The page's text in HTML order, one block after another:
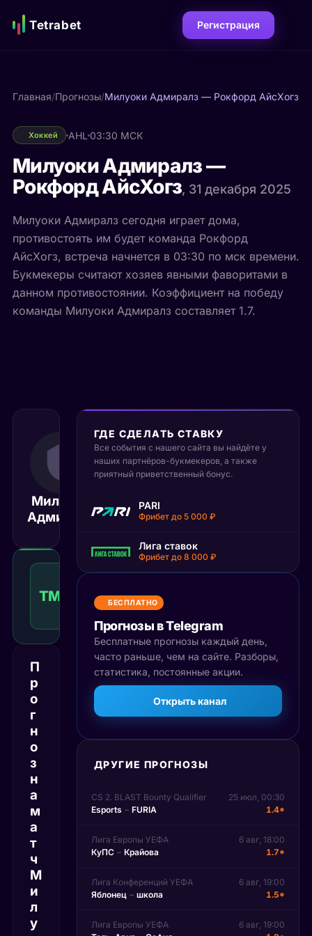
Tetrabet Регистрация
Главная/Прогнозы/Милуоки Адмиралз — Рокфорд АйсХогз
Хоккей AHL 03:30 МСК
Милуоки Адмиралз —
Рокфорд АйсХогз, 31 декабря 2025
Милуоки Адмиралз сегодня играет дома,
противостоять им будет команда Рокфорд
АйсХогз, встреча начнется в 03:30 по мск времени.
Букмекеры считают хозяев явными фаворитами в
данном противостоянии. Коэффициент на победу
команды Милуоки Адмиралз составляет 1.7.
Милуоки
Адмиралз
31 декабря 2025
03:30
МСК
Матч завершён
ТМ(6.5)
Тотал
6.5
Рекомендуемая
ставка
КФ1.38
П
р
о
г
н
о
з
н
а
м
а
т
ч
М
и
л
у
ГДЕ СДЕЛАТЬ СТАВКУ
Все события с нашего сайта вы найдёте у
наших партнёров-букмекеров, а также
приятный приветственный бонус.
PARI
Фрибет до 5 000 ₽
Лига ставок
Фрибет до 8 000 ₽
БЕСПЛАТНО
Прогнозы в Telegram
Бесплатные прогнозы каждый день,
часто раньше, чем на сайте. Разборы,
статистика, постоянные акции.
Открыть канал
ДРУГИЕ ПРОГНОЗЫ
CS 2. BLAST Bounty Qualifier
25 июл, 00:30
Esports – FURIA 1.4*
Лига Европы УЕФА
6 авг, 18:00
КуПС – Крайова 1.7*
Лига Конференций УЕФА
6 авг, 19:00
Яблонец – школа 1.5*
Лига Европы УЕФА
6 авг, 19:00